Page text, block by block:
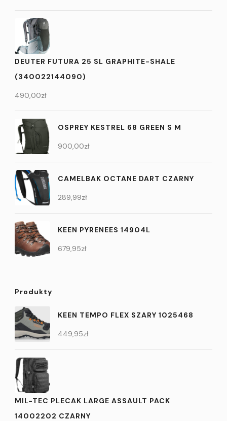
DEUTER FUTURA 25 SL GRAPHITE-SHALE
(340022144090)
490,00zł
OSPREY KESTREL 68 GREEN S M
900,00zł
CAMELBAK OCTANE DART CZARNY
289,99zł
KEEN PYRENEES 14904L
679,95zł
Produkty
KEEN TEMPO FLEX SZARY 1025468
449,95zł
MIL-TEC PLECAK LARGE ASSAULT PACK
14002202 CZARNY